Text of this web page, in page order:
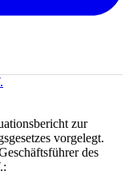
zur
vorgelegt.
des